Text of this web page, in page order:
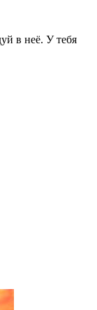
в неё. У тебя